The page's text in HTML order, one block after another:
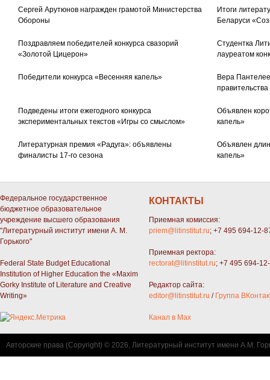
Сергей Арутюнов награжден грамотой Министерства
Обороны
Итоги
Беларуси
Поздравляем победителей конкурса свазорий
«Золотой Цицерон»
Студентка
лауреатом
Победители конкурса «Весенняя капель»
Вера
Подведены итоги ежегодного конкурса
экспериментальных текстов «Игры со смыслом»
Объявлен
капель»
Литературная премия «Радуга»: объявлены
финалисты 17-го сезона
Объявлен
капель»
Федеральное государственное
бюджетное образовательное
учреждение высшего образования
"Литературный институт имени А. М.
Горького"
Federal State Budget Educational
Institution of Higher Education the «Maxim
Gorky Institute of Literature and Creative
Writing»
КОНТАКТЫ
Приемная комиссия:
priem@litinstitut.ru; +7 495 694-12-
Приемная ректора:
rectorat@litinstitut.ru; +7 495 694-
Редактор сайта:
editor@litinstitut.ru / Группа
Канал в Max
Авторские права (Copyright) © 2026, Литературный институт имени А.М.